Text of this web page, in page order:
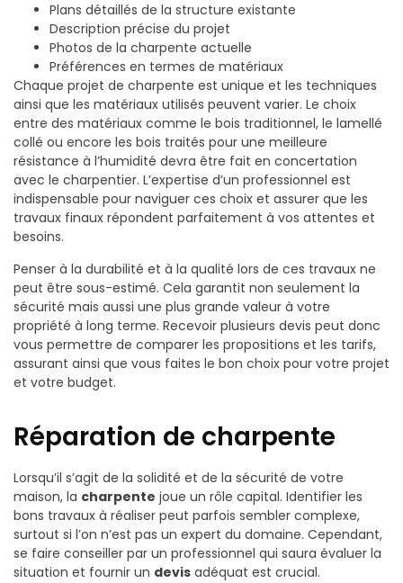
Plans détaillés de la structure existante
Description précise du projet
Photos de la charpente actuelle
Préférences en termes de matériaux
Chaque projet de charpente est unique et les techniques
ainsi que les matériaux utilisés peuvent varier. Le choix
entre des matériaux comme le bois traditionnel, le lamellé
collé ou encore les bois traités pour une meilleure
résistance à l’humidité devra être fait en concertation
avec le charpentier. L’expertise d’un professionnel est
indispensable pour naviguer ces choix et assurer que les
travaux finaux répondent parfaitement à vos attentes et
besoins.
Penser à la durabilité et à la qualité lors de ces travaux ne
peut être sous-estimé. Cela garantit non seulement la
sécurité mais aussi une plus grande valeur à votre
propriété à long terme. Recevoir plusieurs devis peut donc
vous permettre de comparer les propositions et les tarifs,
assurant ainsi que vous faites le bon choix pour votre projet
et votre budget.
Réparation de charpente
Lorsqu’il s’agit de la solidité et de la sécurité de votre
maison, la charpente joue un rôle capital. Identifier les
bons travaux à réaliser peut parfois sembler complexe,
surtout si l’on n’est pas un expert du domaine. Cependant,
se faire conseiller par un professionnel qui saura évaluer la
situation et fournir un devis adéquat est crucial.